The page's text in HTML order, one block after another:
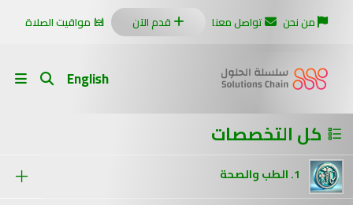
من نحن تواصل معنا قدم الآن مواقيت الصلاة
English
كل التخصصات
1. الطب والصحة